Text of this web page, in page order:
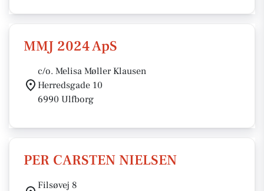
MMJ 2024 ApS
c/o. Melisa Møller Klausen
Herredsgade 10
6990 Ulfborg
PER CARSTEN NIELSEN
Filsøvej 8